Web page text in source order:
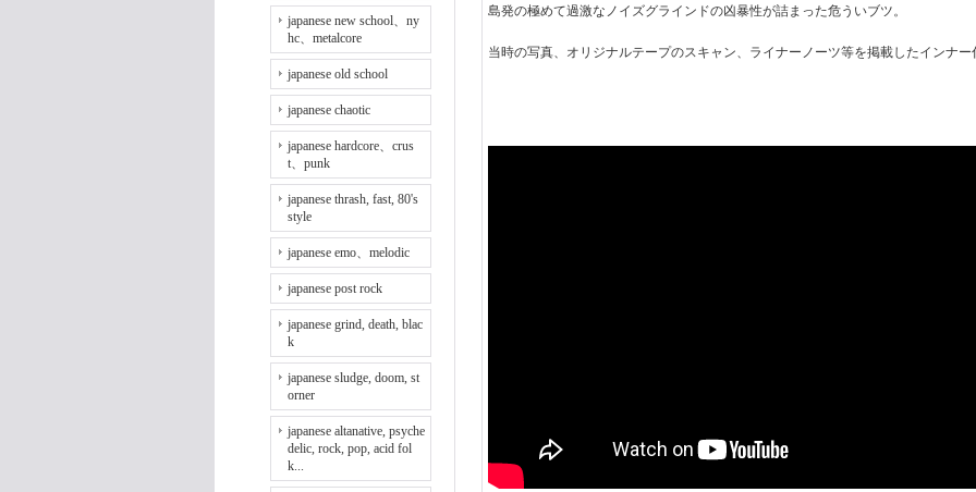
japanese new school、ny
hc、metalcore
japanese old school
japanese chaotic
japanese hardcore、crus
t、punk
japanese thrash, fast, 80's
style
japanese emo、melodic
japanese post rock
japanese grind, death, blac
k
japanese sludge, doom, st
orner
japanese altanative, psyche
delic, rock, pop, acid fol
k...
島発の極めて過激なノイズグラインドの凶暴性が詰まった危ういブツ。
当時の写真、オリジナルテープのスキャン、ライナーノーツ等を掲載したインナー